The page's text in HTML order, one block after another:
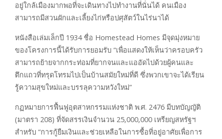
อยู่ใกล้เมืองมากพอที่จะเดินทางไปทำงานที่นั่นได้ คนเมือง
สามารถมีสวนผักและเลี้ยงไก่หรือปศุสัตว์ในไร่นาได้
หนังสือเล่มเล็กปี 1934 ชื่อ Homestead Homes มีจุดมุ่งหมาย
ของโครงการนี้ได้รับการยอมรับ “เพื่อแสดงให้เห็นว่าครอบครัว
สามารถย้ายจากกระท่อมที่ยากจนและแออัดไปด้วยผู้คนและ
ตึกแถวที่ทรุดโทรมไปเป็นบ้านสมัยใหม่ที่ดี ซึ่งพวกเขาจะได้เรียน
รู้ความสุขใหม่และบรรลุความหวังใหม่”
กฏหมายการฟื้นฟูอุตสาหกรรมแห่งชาติ พ.ศ. 2476 มีบทบัญญัติ
(มาตรา 208) ที่จัดสรรเงินจำนวน 25,000,000 เหรียญสหรัฐฯ
สำหรับ “การกู้ยืมเงินและช่วยเหลือในการซื้อที่อยู่อาศัยเพื่อการ